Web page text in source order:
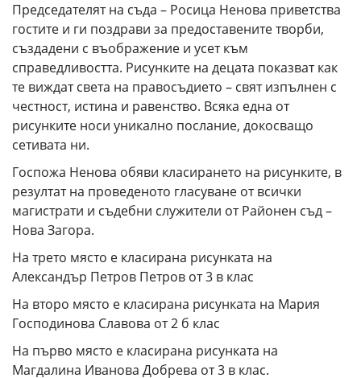
Председателят на съда – Росица Ненова приветства
гостите и ги поздрави за предоставените творби,
създадени с въображение и усет към
справедливостта. Рисунките на децата показват как
те виждат света на правосъдието – свят изпълнен с
честност, истина и равенство. Всяка една от
рисунките носи уникално послание, докосващо
сетивата ни.
Госпожа Ненова обяви класирането на рисунките, в
резултат на проведеното гласуване от всички
магистрати и съдебни служители от Районен съд –
Нова Загора.
На трето място е класирана рисунката на
Александър Петров Петров от 3 в клас
На второ място е класирана рисунката на Мария
Господинова Славова от 2 б клас
На първо място е класирана рисунката на
Магдалина Иванова Добрева от 3 в клас.